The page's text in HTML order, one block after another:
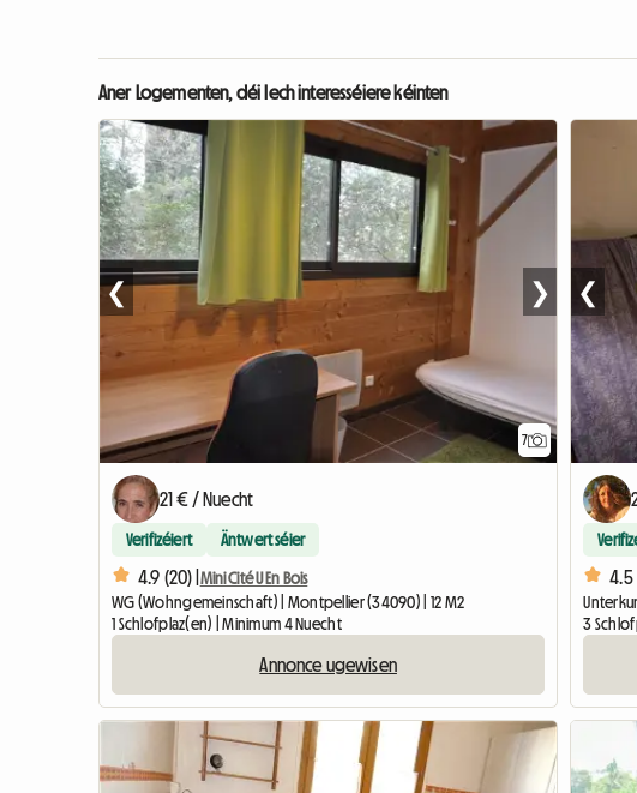
Aner Logementen, déi Iech interesséiere kéinten
7
❮ ❯
21 € / Nuecht
Verifizéiert Äntwert séier
4.9 (20) | Mini Cité U En Bois
WG (Wohngemeinschaft) | Montpellier (34090) | 12 M2
1 Schlofplaz(en) | Minimum 4 Nuecht
Annonce ugewisen
❮
4.5
3